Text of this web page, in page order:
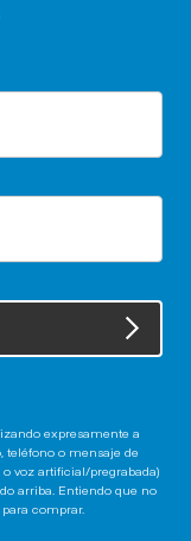
expresamente a
teléfono o mensaje de
voz artificial/pregrabada)
arriba. Entiendo que no
comprar.